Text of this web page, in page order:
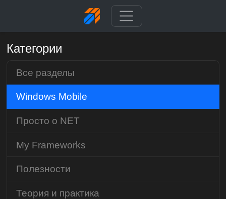
Категории
Все разделы
Windows Mobile
Просто о NET
My Frameworks
Полезности
Теория и практика